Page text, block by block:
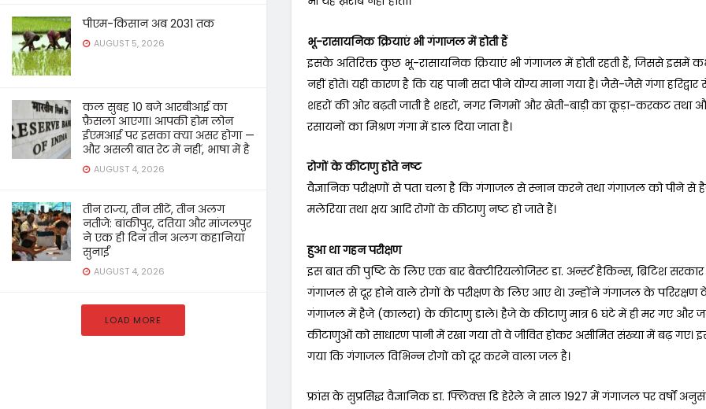
पीएम-किसान अब 2031 तक
AUGUST 5, 2026
कल सुबह 10 बजे आरबीआई का
फ़ैसला आएगा। आपकी होम लोन
ईएमआई पर इसका क्या असर होगा —
और असली बात रेट में नहीं, भाषा में है
AUGUST 4, 2026
तीन राज्य, तीन सीटें, तीन अलग
नतीजे: बांकीपुर, दतिया और मांजलपुर
ने एक ही दिन तीन अलग कहानियां
सुनाईं
AUGUST 4, 2026
LOAD MORE
भू-रासायनिक क्रियाएं भी गंगाजल में होती हैं
इसके अतिरिक्त कुछ भू-रासायनिक क्रियाएं भी गंगाजल में होती रहती हैं, जिससे इसमें
नहीं होते। यही कारण है कि यह पानी सदा पीने योग्य माना गया है। जैसे-जैसे गंगा
शहरों की ओर बढ़ती जाती है शहरों, नगर निगमों और खेती-बाड़ी का कूड़ा-करकट तथा
रसायनों का मिश्रण गंगा में डाल दिया जाता है।
रोगों के कीटाणु होते नष्ट
वैज्ञानिक परीक्षणों से पता चला है कि गंगाजल से स्नान करने तथा गंगाजल को पीने से
मलेरिया तथा क्षय आदि रोगों के कीटाणु नष्ट हो जाते हैं।
हुआ था गहन परीक्षण
इस बात की पुष्टि के लिए एक बार बैक्टीरियलोजिस्ट डा. अर्न्स्ट हैकिन्स, ब्रिटिश
गंगाजल से दूर होने वाले रोगों के परीक्षण के लिए आए थे। उन्होंने गंगाजल के परिरक्षण
गंगाजल में हैजे (कालरा) के कीटाणु डाले। हैजे के कीटाणु मात्र 6 घंटे में ही मर गए और
कीटाणुओं को साधारण पानी में रखा गया तो वे जीवित होकर असीमित संख्या में बढ़ गए।
गया कि गंगाजल विभिन्न रोगों को दूर करने वाला जल है।
फ्रांस के सुप्रसिद्ध वैज्ञानिक डा. फ्लिक्स डि हेरेले ने साल 1927 में गंगाजल पर वर्षों